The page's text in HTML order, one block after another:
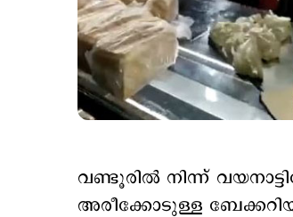
വണ്ടൂരില്‍ നിന്ന്
അരീക്കോടുള്ള